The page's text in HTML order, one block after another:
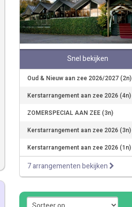
Snel bekijken
Oud & Nieuw aan zee 2026/2027 (2n)
Kerstarrangement aan zee 2026 (4n)
ZOMERSPECIAL AAN ZEE (3n)
Kerstarrangement aan zee 2026 (3n)
Kerstarrangement aan zee 2026 (1n)
7 arrangementen bekijken